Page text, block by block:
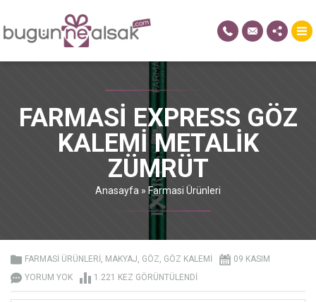
FARMASI EXPRESS GÖZ
KALEMI METALIK
ZÜMRÜT
Anasayfa » Farmasi Ürünleri
FARMASI ÜRÜNLERI, MAKYAJ, GÖZ, GÖZ KALEMI
09 KASIM
YORUM YOK
1.221 KEZ GÖRÜNTÜLENDI